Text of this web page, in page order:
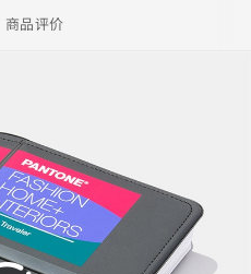
商品评价